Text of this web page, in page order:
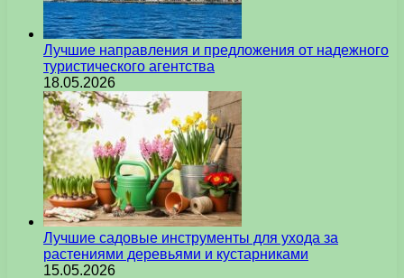
Лучшие направления и предложения от надежного
туристического агентства
18.05.2026
Лучшие садовые инструменты для ухода за
растениями деревьями и кустарниками
15.05.2026